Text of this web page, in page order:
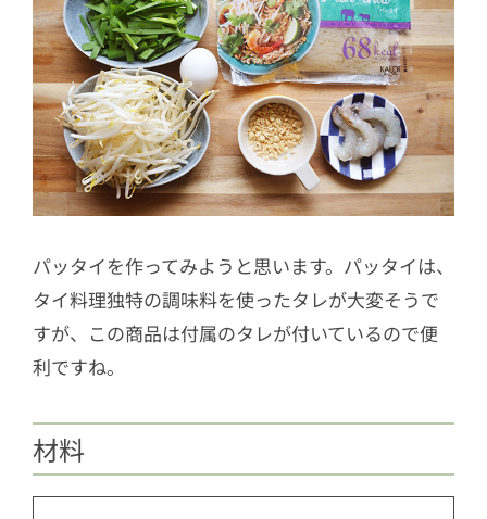
パッタイを作ってみようと思います。パッタイは、
タイ料理独特の調味料を使ったタレが大変そうで
すが、この商品は付属のタレが付いているので便
利ですね。
材料